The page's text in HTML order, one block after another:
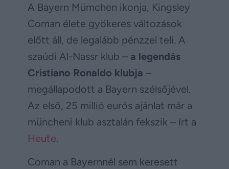
A Bayern Mümchen ikonja, Kingsley
Coman élete gyökeres változások
előtt áll, de legalább pénzzel teli. A
szaúdi Al-Nassr klub – a legendás
Cristiano Ronaldo klubja –
megállapodott a Bayern szélsőjével.
Az első, 25 millió eurós ajánlat már a
müncheni klub asztalán fekszik – írt a
Heute.
Coman a Bayernnél sem keresett